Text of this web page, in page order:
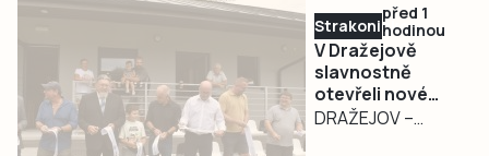
Strakonicko
před 1
hodinou
V Dražejově
slavnostně
otevřeli nové
fotbalové
DRAŽEJOV –